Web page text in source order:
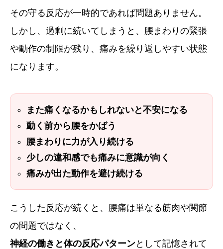
その守る反応が一時的であれば問題ありません。
しかし、過剰に続いてしまうと、腰まわりの緊張
や動作の制限が残り、痛みを繰り返しやすい状態
になります。
また痛くなるかもしれないと不安になる
動く前から腰をかばう
腰まわりに力が入り続ける
少しの違和感でも痛みに意識が向く
痛みが出た動作を避け続ける
こうした反応が続くと、腰痛は単なる筋肉や関節
の問題ではなく、
神経の働きと体の反応パターンとして記憶されて